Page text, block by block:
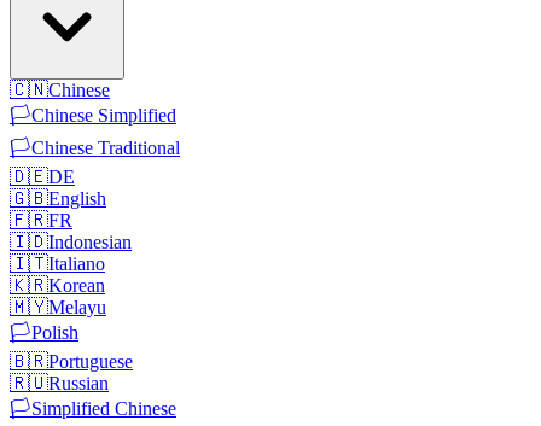
🇨🇳Chinese
🏳️Chinese Simplified
🏳️Chinese Traditional
🇩🇪DE
🇬🇧English
🇫🇷FR
🇮🇩Indonesian
🇮🇹Italiano
🇰🇷Korean
🇲🇾Melayu
🏳️Polish
🇧🇷Portuguese
🇷🇺Russian
🏳️Simplified Chinese